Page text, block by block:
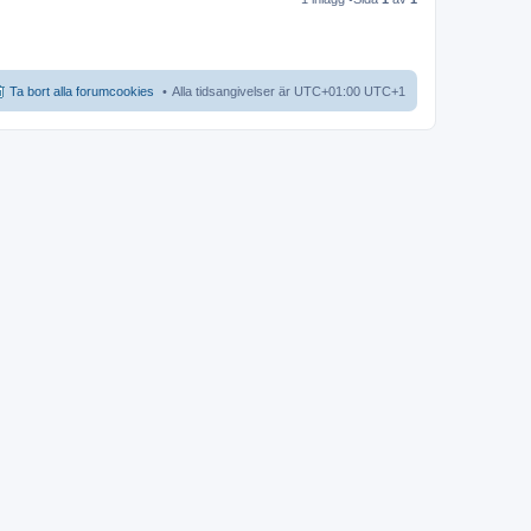
Alla tidsangivelser är UTC+01:00 UTC+1
Ta bort alla forumcookies